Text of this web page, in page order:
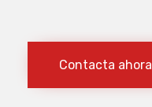
Contacta ahora